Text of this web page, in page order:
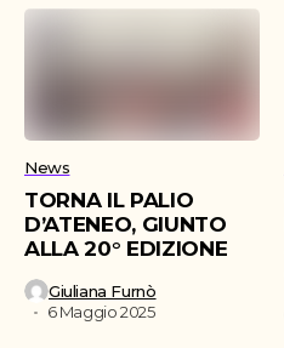
News
TORNA IL PALIO
D’ATENEO, GIUNTO
ALLA 20° EDIZIONE
Giuliana Furnò
6 Maggio 2025